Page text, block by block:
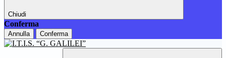
Chiudi
Conferma
Annulla Conferma